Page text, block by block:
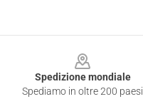
Spedizione mondiale
Spediamo in oltre 200 paesi